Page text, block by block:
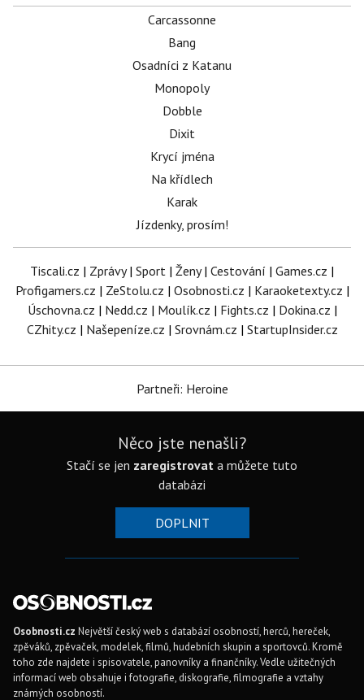
Carcassonne
Bang
Osadníci z Katanu
Monopoly
Dobble
Dixit
Krycí jména
Na křídlech
Karak
Jízdenky, prosím!
Tiscali.cz | Zprávy| Sport | Ženy| Cestování | Games.cz |
Profigamers.cz | ZeStolu.cz | Osobnosti.cz | Karaoketexty.cz |
Úschovna.cz | Nedd.cz | Moulík.cz | Fights.cz | Dokina.cz |
CZhity.cz | Našepeníze.cz | Srovnám.cz | StartupInsider.cz
Partneři: Heroine
Něco jste nenašli?
Stačí se jen zaregistrovat a můžete tuto
databázi
DOPLNIT
Osobnosti.cz Největší český web s databází osobností, herců, hereček,
zpěváků, zpěvaček, modelek, filmů, hudebních skupin a sportovců. Kromě
toho zde najdete i spisovatele, panovníky a finančníky. Vedle užitečných
informací web obsahuje i fotografie, diskografie, filmografie a vztahy
známých osobností.